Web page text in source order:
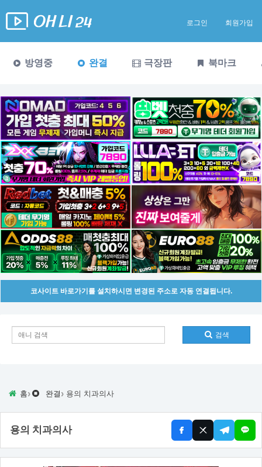
로그인 회원가입
방영중 완결 극장판 북마크
코사이트 바로가기를 설치하시면 변경된 주소로 자동 연결됩니다.
검색
홈› 완결 › 용의 치과의사
용의 치과의사